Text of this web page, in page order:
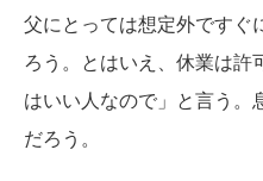
父にとっては想定外ですぐ
ろう。とはいえ、休業は許
はいい人なので」と言う。
だろう。